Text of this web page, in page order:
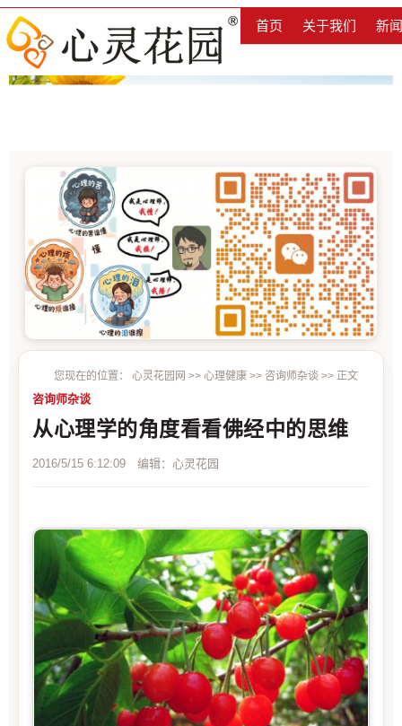
首页 关于我们 新
您现在的位置： 心灵花园网 >> 心理健康 >> 咨询师杂谈 >> 正文
咨询师杂谈
从心理学的角度看看佛经中的思维
2016/5/15 6:12:09 编辑：心灵花园